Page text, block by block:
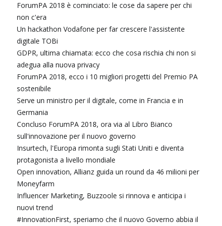
ForumPA 2018 è cominciato: le cose da sapere per chi
non c'era
Un hackathon Vodafone per far crescere l'assistente
digitale TOBi
GDPR, ultima chiamata: ecco che cosa rischia chi non si
adegua alla nuova privacy
ForumPA 2018, ecco i 10 migliori progetti del Premio PA
sostenibile
Serve un ministro per il digitale, come in Francia e in
Germania
Concluso ForumPA 2018, ora via al Libro Bianco
sull'innovazione per il nuovo governo
Insurtech, l'Europa rimonta sugli Stati Uniti e diventa
protagonista a livello mondiale
Open innovation, Allianz guida un round da 46 milioni per
Moneyfarm
Influencer Marketing, Buzzoole si rinnova e anticipa i
nuovi trend
#InnovationFirst, speriamo che il nuovo Governo abbia il